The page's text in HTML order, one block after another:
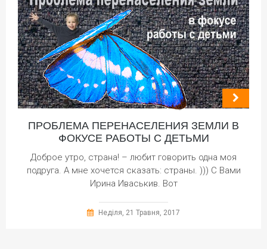
ПРОБЛЕМА ПЕРЕНАСЕЛЕНИЯ ЗЕМЛИ В
ФОКУСЕ РАБОТЫ С ДЕТЬМИ
Доброе утро, страна! – любит говорить одна моя
подруга. А мне хочется сказать: страны. ))) С Вами
Ирина Иваськив. Вот
Неділя, 21 Травня, 2017